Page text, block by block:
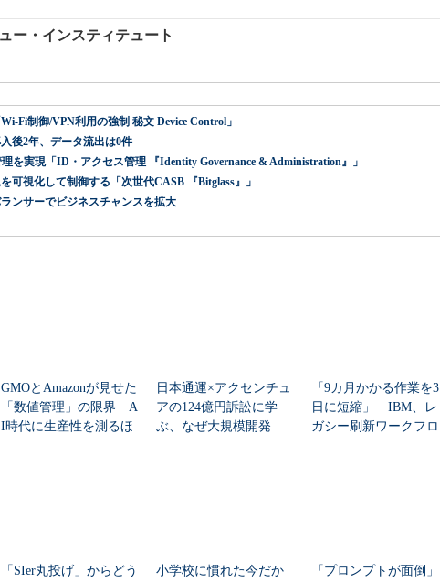
ー・インスティテュート
Fi制御/VPN利用の強制 秘文 Device Control」
後2年、データ流出は0件
を実現「ID・アクセス管理 『Identity Governance & Administration』」
可視化して制御する「次世代CASB 『Bitglass』」
ンサーでビジネスチャンスを拡大
GMOとAmazonが見せた
「数値管理」の限界 A
I時代に生産性を測るほ
日本通運×アクセンチュ
アの124億円訴訟に学
ぶ、なぜ大規模開発
「9カ月かかる作業を3
日に短縮」 IBM、レ
ガシー刷新ワークフロ
「SIer丸投げ」からどう 小学校に慣れた今だか 「プロンプトが面倒」